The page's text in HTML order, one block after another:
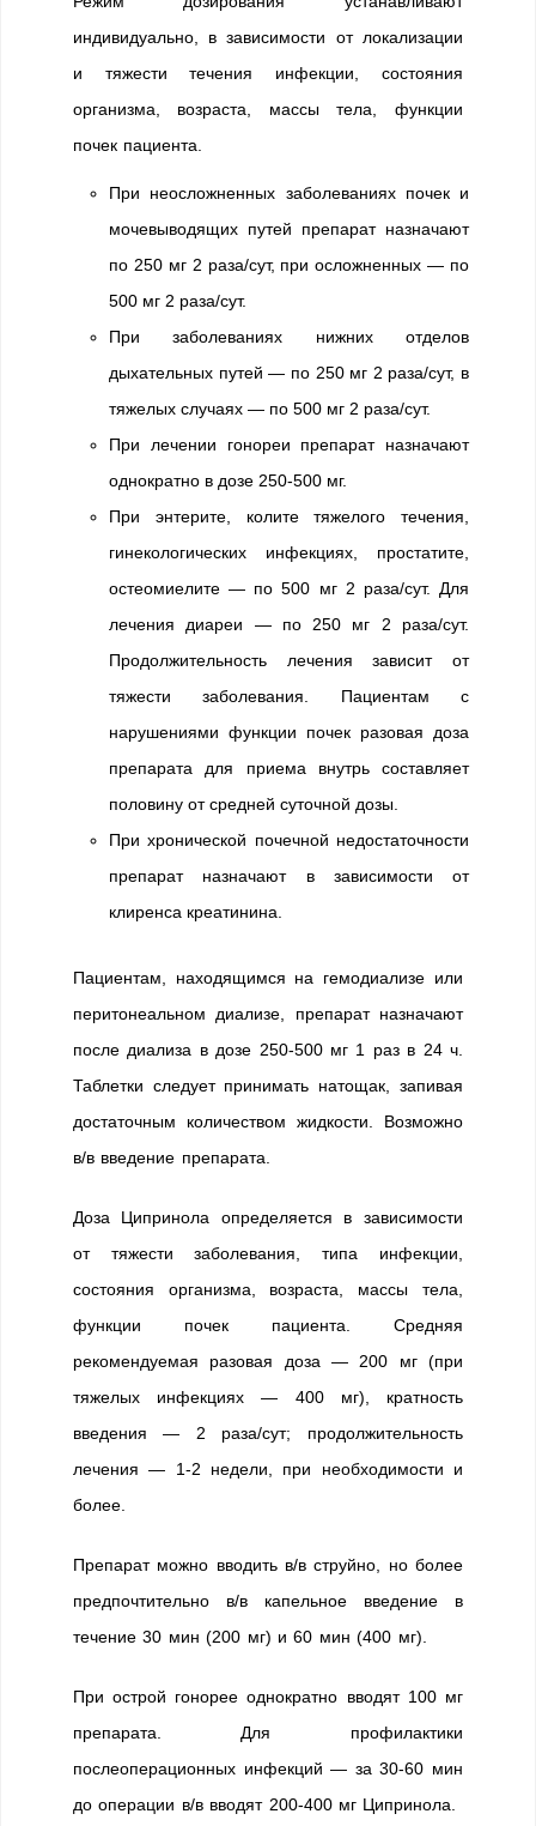
индивидуально, в зависимости от локализации
и тяжести течения инфекции, состояния
организма, возраста, массы тела, функции
почек пациента.
При неосложненных заболеваниях почек и
мочевыводящих путей препарат назначают
по 250 мг 2 раза/сут, при осложненных — по
500 мг 2 раза/сут.
При заболеваниях нижних отделов
дыхательных путей — по 250 мг 2 раза/сут, в
тяжелых случаях — по 500 мг 2 раза/сут.
При лечении гонореи препарат назначают
однократно в дозе 250-500 мг.
При энтерите, колите тяжелого течения,
гинекологических инфекциях, простатите,
остеомиелите — по 500 мг 2 раза/сут. Для
лечения диареи — по 250 мг 2 раза/сут.
Продолжительность лечения зависит от
тяжести заболевания. Пациентам с
нарушениями функции почек разовая доза
препарата для приема внутрь составляет
половину от средней суточной дозы.
При хронической почечной недостаточности
препарат назначают в зависимости от
клиренса креатинина.
Пациентам, находящимся на гемодиализе или
перитонеальном диализе, препарат назначают
после диализа в дозе 250-500 мг 1 раз в 24 ч.
Таблетки следует принимать натощак, запивая
достаточным количеством жидкости. Возможно
в/в введение препарата.
Доза Ципринола определяется в зависимости
от тяжести заболевания, типа инфекции,
состояния организма, возраста, массы тела,
функции почек пациента. Средняя
рекомендуемая разовая доза — 200 мг (при
тяжелых инфекциях — 400 мг), кратность
введения — 2 раза/сут; продолжительность
лечения — 1-2 недели, при необходимости и
более.
Препарат можно вводить в/в струйно, но более
предпочтительно в/в капельное введение в
течение 30 мин (200 мг) и 60 мин (400 мг).
При острой гонорее однократно вводят 100 мг
препарата. Для профилактики
послеоперационных инфекций — за 30-60 мин
до операции в/в вводят 200-400 мг Ципринола.